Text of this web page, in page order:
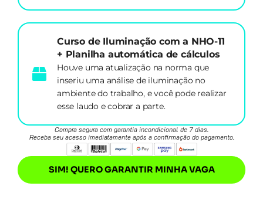
Curso de Iluminação com a NHO-11
+ Planilha automática de cálculos
Houve uma atualização na norma que
inseriu uma análise de iluminação no
ambiente do trabalho, e você pode realizar
esse laudo e cobrar a parte.
SIM! QUERO GARANTIR MINHA VAGA
Compra segura com garantia incondicional de 7 dias.
Receba seu acesso imediatamente após a confirmação do pagamento.